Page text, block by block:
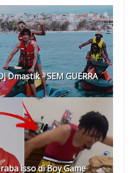
Dmastik - SEM GUERRA
isso di Boy Game